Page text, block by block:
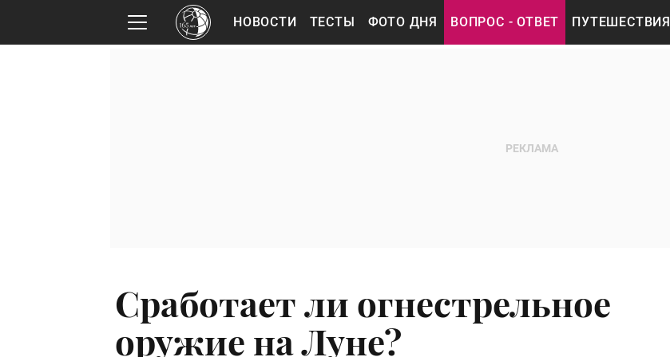
НОВОСТИ ТЕСТЫ ФОТО ДНЯ ВОПРОС - ОТВЕТ ПУТЕШЕСТВИЯ
Сработает ли огнестрельное
оружие на Луне?